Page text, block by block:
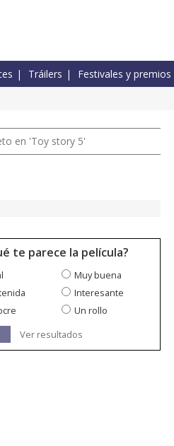
Tráilers Festivales y premios
en 'Toy story 5'
te parece la película?
Muy buena
Interesante
Un rollo
Ver resultados